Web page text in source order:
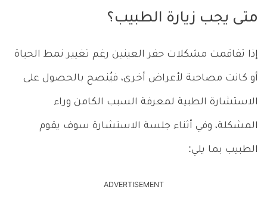
متى يجب زيارة الطبيب؟
إذا تفاقمت مشكلات حفر العينين رغم تغيير نمط الحياة
أو كانت مصاحبة لأعراض أخرى، فيُنصح بالحصول على
الاستشارة الطبية لمعرفة السبب الكامن وراء
المشكلة، وفي أثناء جلسة الاستشارة سوف يقوم
الطبيب بما يلي:
ADVERTISEMENT